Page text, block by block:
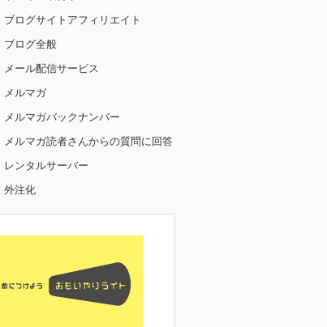
ブログサイトアフィリエイト
ブログ全般
メール配信サービス
メルマガ
メルマガバックナンバー
メルマガ読者さんからの質問に回答
レンタルサーバー
外注化